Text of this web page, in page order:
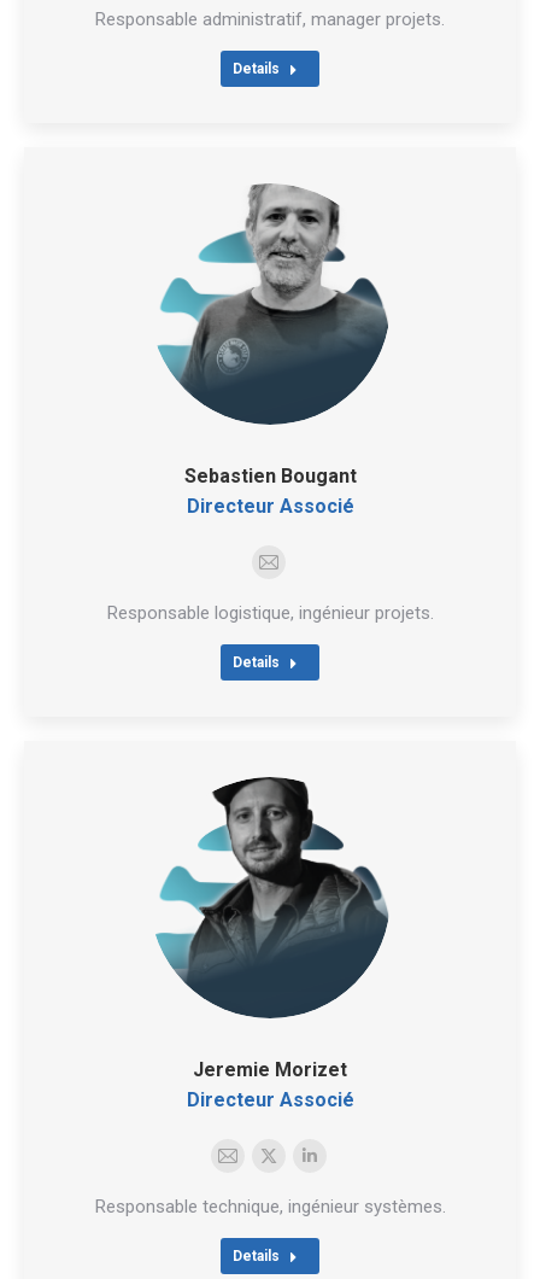
Responsable administratif, manager projets.
mail
Details
Sebastien Bougant
Directeur Associé
Responsable logistique, ingénieur projets.
E-
mail
Details
Jeremie Morizet
Directeur Associé
Responsable technique, ingénieur systèmes.
E-
mail
X LinkedIn
Details